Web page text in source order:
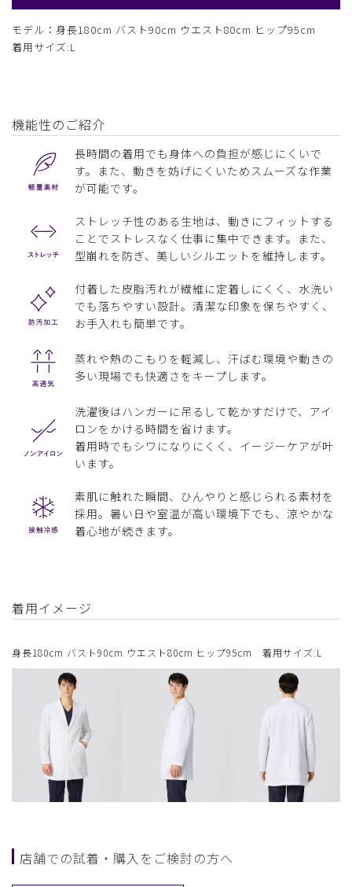
モデル：身長180cm バスト90cm ウエスト80cm ヒップ95cm
着用サイズ:L
機能性のご紹介
長時間の着用でも身体への負担が感じにくいで
す。また、動きを妨げにくいためスムーズな作業
が可能です。
ストレッチ性のある生地は、動きにフィットする
ことでストレスなく仕事に集中できます。また、
型崩れを防ぎ、美しいシルエットを維持します。
付着した皮脂汚れが繊維に定着しにくく、水洗い
でも落ちやすい設計。清潔な印象を保ちやすく、
お手入れも簡単です。
蒸れや熱のこもりを軽減し、汗ばむ環境や動きの
多い現場でも快適さをキープします。
洗濯後はハンガーに吊るして乾かすだけで、アイ
ロンをかける時間を省けます。
着用時でもシワになりにくく、イージーケアが叶
います。
素肌に触れた瞬間、ひんやりと感じられる素材を
採用。暑い日や室温が高い環境下でも、涼やかな
着心地が続きます。
着用イメージ
身長180cm バスト90cm ウエスト80cm ヒップ95cm 着用サイズ:L
店舗での試着・購入をご検討の方へ